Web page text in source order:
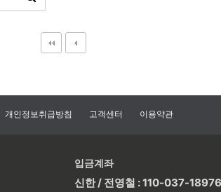
개인정보취급방침 고객센터 이용약관
입금계좌
신한 / 전영철 : 110-037-